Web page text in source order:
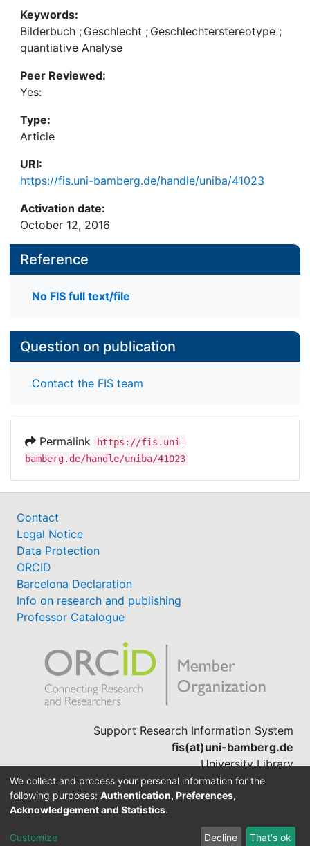
und übermitteln zugleich als Träger_innen
gesellschaftlicher Diskurse Vorstellungen von
Geschlecht und geschlechts(un)typischem
aus 133 aktuell in Kindertageseinrichtungen
genutzten Bilderbüchern wird in diesem Beitrag
den Fragen nachgegangen, welche
zweigeschlechtlichen Verteilungsmuster in
Bilderbüchern vorzufinden sind, inwieweit
geschlechtsstereotype Darstellungen gefestigt
beziehungsweise aufgebrochen werden und ob
heteronormativen Paradigma verhaftet ist.
Keywords:
Bilderbuch ; Geschlecht ; Geschlechterstereotype ;
quantiative Analyse
Peer Reviewed:
Yes:
Type:
Article
URI:
https://fis.uni-bamberg.de/handle/uniba/41023
Activation date:
October 12, 2016
Reference
No FIS full text/file
Question on publication
Contact the FIS team
Permalink
https://fis.uni-
bamberg.de/handle/uniba/41023
Contact
Legal Notice
Data Protection
ORCID
Barcelona Declaration
Info on research and publishing
Professor Catalogue
Support Research Information System
fis(at)uni-bamberg.de
University Library
(0951) 863-1568
DSpace-CRIS software
We collect and process your personal information for the
following purposes: Authentication, Preferences,
Acknowledgement and Statistics.
Customize Decline That's ok